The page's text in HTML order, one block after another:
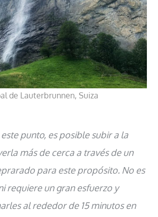
de Lauterbrunnen, Suiza
este punto, es posible subir a la
más de cerca a través de un
para este propósito. No es
requiere un gran esfuerzo y
al rededor de 15 minutos en